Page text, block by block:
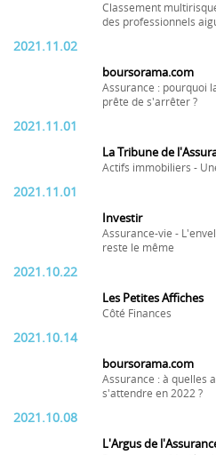
Classement
des professionnels
2021.11.02
boursorama.com
Assurance : pourquoi
prête de s'arrêter ?
2021.11.01
La Tribune de
Actifs immobiliers -
2021.11.01
Investir
Assurance-vie -
reste le même
2021.10.22
Les Petites Affiches
Côté Finances
2021.10.14
boursorama.com
Assurance : à quelles
s'attendre en 2022 ?
2021.10.08
L'Argus de